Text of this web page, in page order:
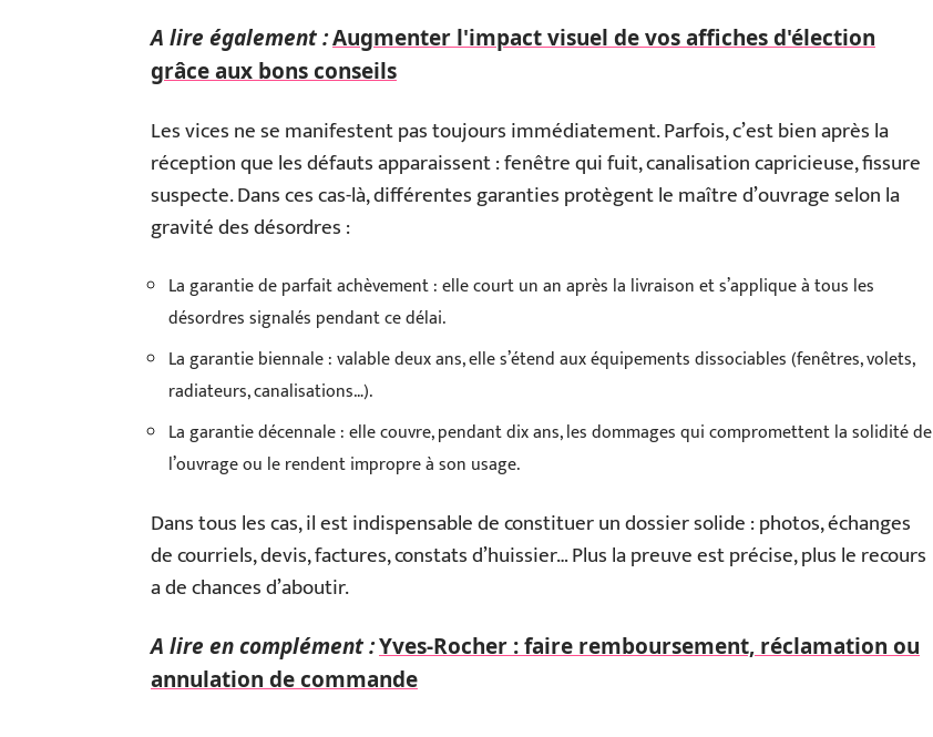
A lire également :Augmenter l'impact visuel de vos affiches d'élection
grâce aux bons conseils
Les vices ne se manifestent pas toujours immédiatement. Parfois, c’est bien après la
réception que les défauts apparaissent : fenêtre qui fuit, canalisation capricieuse, fissure
suspecte. Dans ces cas-là, différentes garanties protègent le maître d’ouvrage selon la
gravité des désordres :
La garantie de parfait achèvement : elle court un an après la livraison et s’applique à tous les
désordres signalés pendant ce délai.
La garantie biennale : valable deux ans, elle s’étend aux équipements dissociables (fenêtres, volets,
radiateurs, canalisations…).
La garantie décennale : elle couvre, pendant dix ans, les dommages qui compromettent la solidité de
l’ouvrage ou le rendent impropre à son usage.
Dans tous les cas, il est indispensable de constituer un dossier solide : photos, échanges
de courriels, devis, factures, constats d’huissier… Plus la preuve est précise, plus le recours
a de chances d’aboutir.
A lire en complément :Yves-Rocher : faire remboursement, réclamation ou
annulation de commande